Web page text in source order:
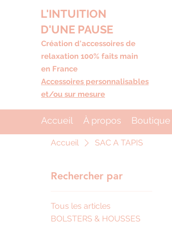
L'INTUITION
D'UNE PAUSE
Création d'accessoires de
relaxation 100% faits main
en France
Accessoires personnalisables
et/ou sur mesure
Accueil À propos Boutique
Accueil SAC A TAPIS
Rechercher par
Tous les articles
BOLSTERS & HOUSSES